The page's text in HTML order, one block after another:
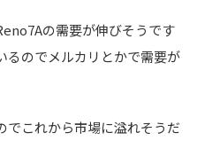
の需要が伸びそうです
るのでメルカリとかで需要が
でこれから市場に溢れそうだ